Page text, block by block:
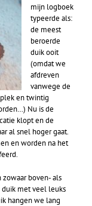
mijn logboek
typeerde als:
de meest
beroerde
duik ooit
(omdat we
afdreven
vanwege de
en twintig
Nu is de
klopt en de
al snel hoger gaat.
en worden na het
boven- als
met veel leuks
hangen we lang